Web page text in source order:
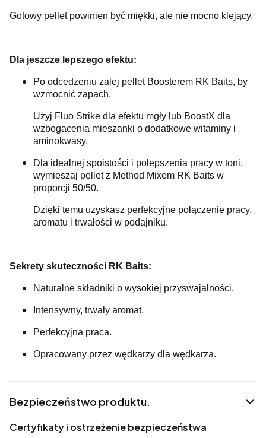
Gotowy pellet powinien być miękki, ale nie mocno klejący.
Dla jeszcze lepszego efektu:
Po odcedzeniu zalej pellet Boosterem RK Baits, by
wzmocnić zapach.
Użyj Fluo Strike dla efektu mgły lub BoostX dla
wzbogacenia mieszanki o dodatkowe witaminy i
aminokwasy.
Dla idealnej spoistości i polepszenia pracy w toni,
wymieszaj pellet z Method Mixem RK Baits w
proporcji 50/50.
Dzięki temu uzyskasz perfekcyjne połączenie pracy,
aromatu i trwałości w podajniku.
Sekrety skuteczności RK Baits:
Naturalne składniki o wysokiej przyswajalności.
Intensywny, trwały aromat.
Perfekcyjna praca.
Opracowany przez wędkarzy dla wędkarza.
Bezpieczeństwo produktu.
Certyfikaty i ostrzeżenie bezpieczeństwa